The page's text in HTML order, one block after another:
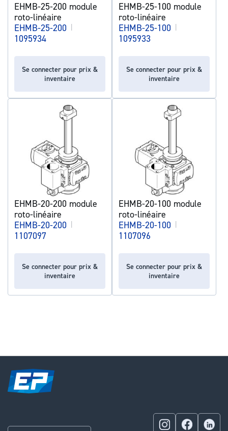
EHMB-25-200 module
roto-linéaire
EHMB-25-200 |
1095934
Se connecter pour prix &
inventaire
EHMB-25-100 module
roto-linéaire
EHMB-25-100 |
1095933
Se connecter pour prix &
inventaire
EHMB-20-200 module
roto-linéaire
EHMB-20-200 |
1107097
Se connecter pour prix &
inventaire
EHMB-20-100 module
roto-linéaire
EHMB-20-100 |
1107096
Se connecter pour prix &
inventaire